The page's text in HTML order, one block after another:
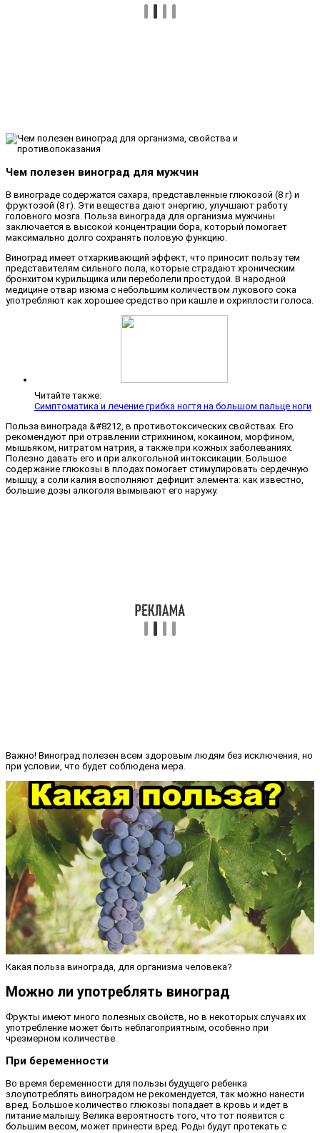
Чем полезен виноград для мужчин
В винограде содержатся сахара, представленные глюкозой (8 г) и
фруктозой (8 г). Эти вещества дают энергию, улучшают работу
головного мозга. Польза винограда для организма мужчины
заключается в высокой концентрации бора, который помогает
максимально долго сохранять половую функцию.
Виноград имеет отхаркивающий эффект, что приносит пользу тем
представителям сильного пола, которые страдают хроническим
бронхитом курильщика или переболели простудой. В народной
медицине отвар изюма с небольшим количеством лукового сока
употребляют как хорошее средство при кашле и охриплости голоса.
Читайте также:
Симптоматика и лечение грибка ногтя на большом пальце ноги
Польза винограда &#8212, в противотоксических свойствах. Его
рекомендуют при отравлении стрихнином, кокаином, морфином,
мышьяком, нитратом натрия, а также при кожных заболеваниях.
Полезно давать его и при алкогольной интоксикации. Большое
содержание глюкозы в плодах помогает стимулировать сердечную
мышцу, а соли калия восполняют дефицит элемента: как известно,
большие дозы алкоголя вымывают его наружу.
Важно! Виноград полезен всем здоровым людям без исключения, но
при условии, что будет соблюдена мера.
Какая польза винограда, для организма человека?
Можно ли употреблять виноград
Фрукты имеют много полезных свойств, но в некоторых случаях их
употребление может быть неблагоприятным, особенно при
чрезмерном количестве.
При беременности
Во время беременности для пользы будущего ребенка
злоупотреблять виноградом не рекомендуется, так можно нанести
вред. Большое количество глюкозы попадает в кровь и идет в
питание малышу. Велика вероятность того, что тот появится с
большим весом, может принести вред. Роды будут протекать с